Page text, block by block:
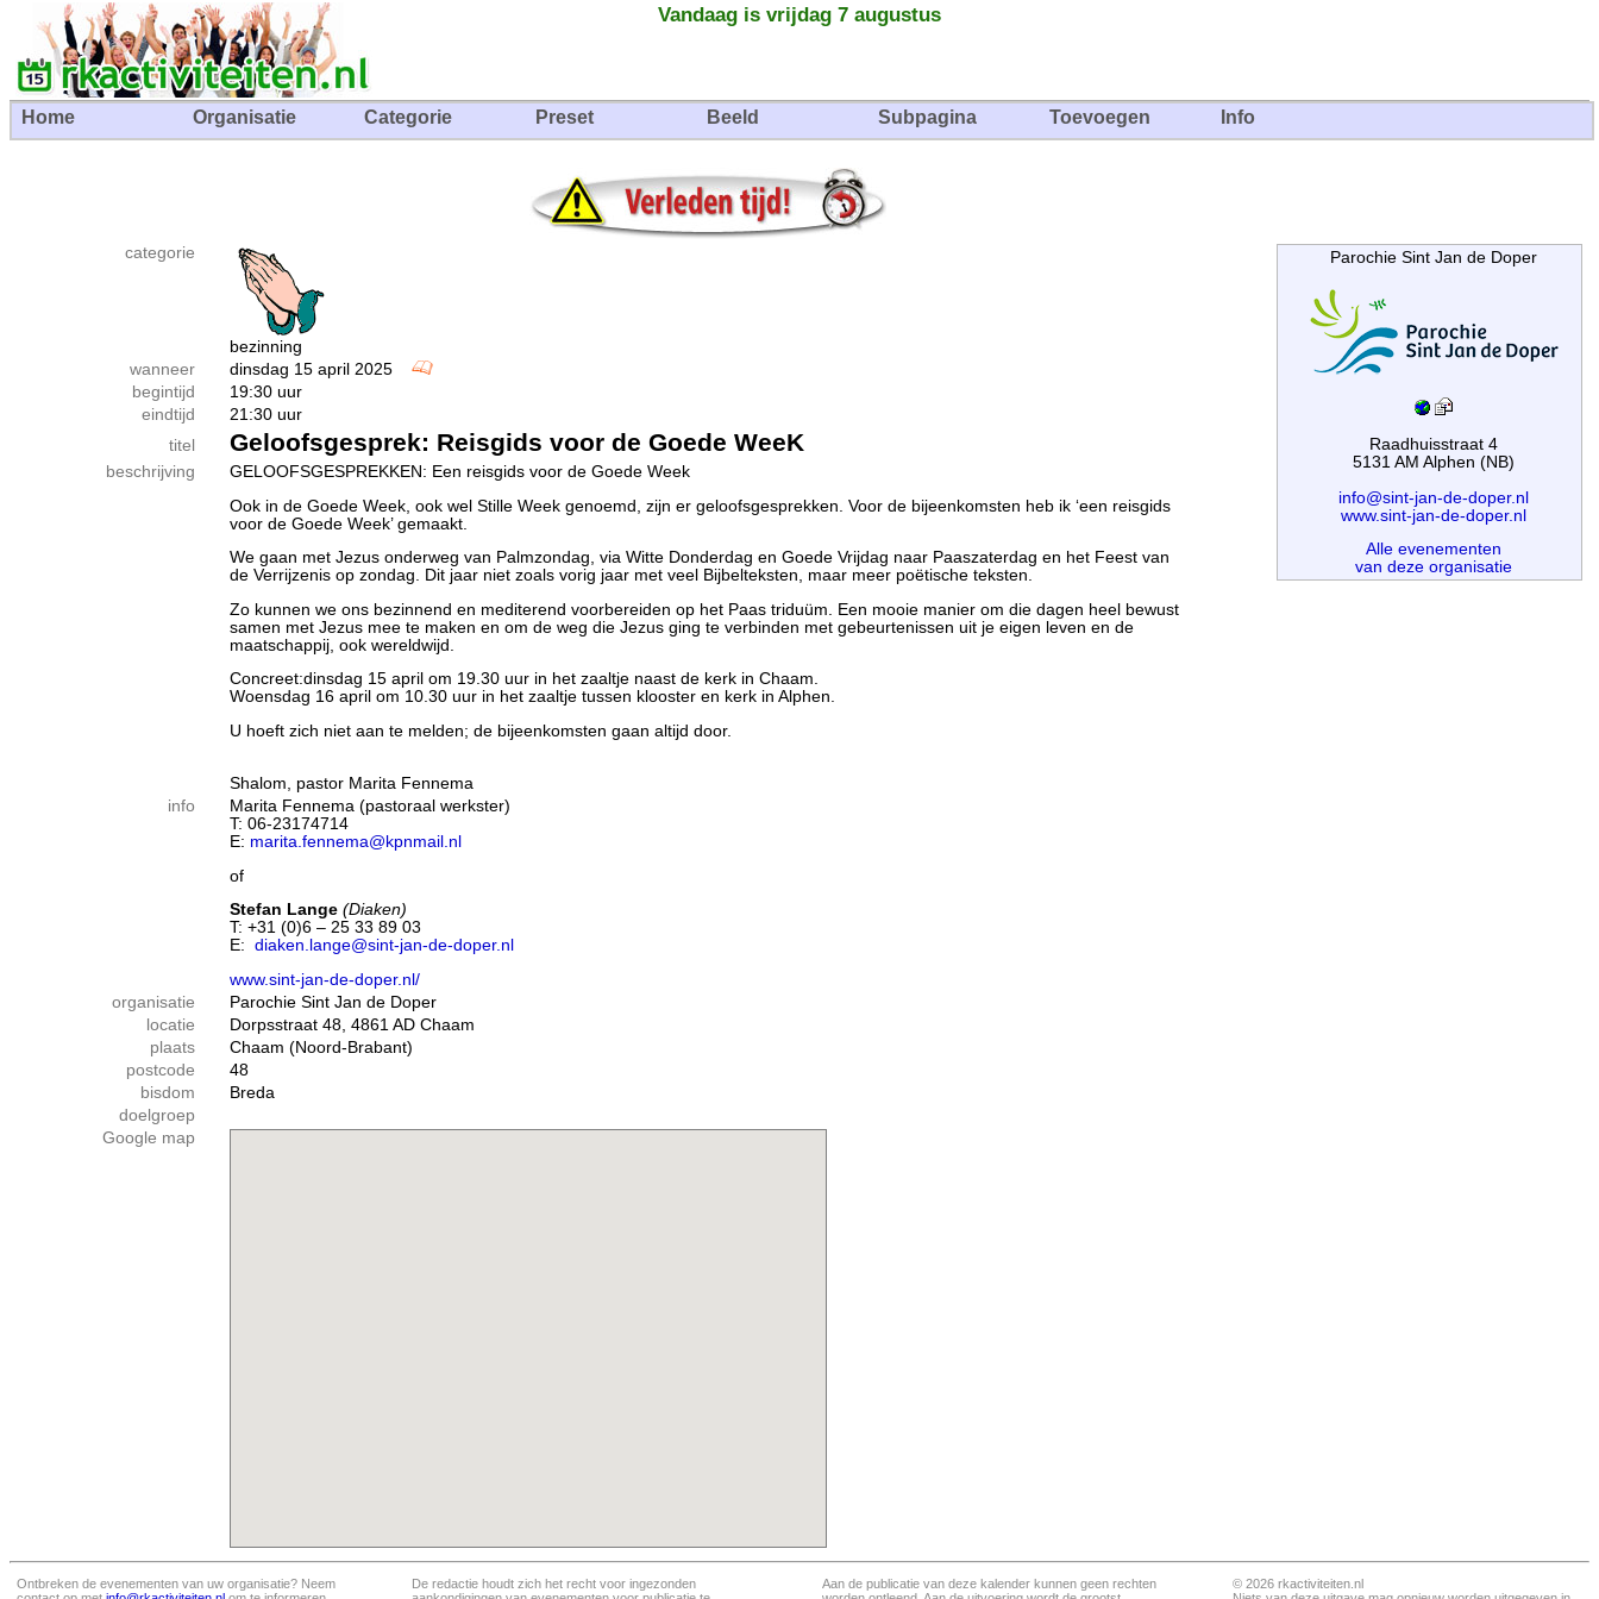
Vandaag is vrijdag 7 augustus
Home Organisatie Categorie Preset Beeld Subpagina Toevoegen Info
categorie
bezinning
Parochie Sint Jan de Doper
Raadhuisstraat 4
5131 AM Alphen (NB)
info@sint-jan-de-doper.nl
www.sint-jan-de-doper.nl
Alle evenementen
van deze organisatie
wanneer
dinsdag 15 april 2025
begintijd
19:30 uur
eindtijd
21:30 uur
titel
Geloofsgesprek: Reisgids voor de Goede WeeK
beschrijving
GELOOFSGESPREKKEN: Een reisgids voor de Goede Week
Ook in de Goede Week, ook wel Stille Week genoemd, zijn er geloofsgesprekken. Voor de bijeenkomsten heb ik ‘een reisgids
voor de Goede Week’ gemaakt.
We gaan met Jezus onderweg van Palmzondag, via Witte Donderdag en Goede Vrijdag naar Paaszaterdag en het Feest van
de Verrijzenis op zondag. Dit jaar niet zoals vorig jaar met veel Bijbelteksten, maar meer poëtische teksten.
Zo kunnen we ons bezinnend en mediterend voorbereiden op het Paas triduüm. Een mooie manier om die dagen heel bewust
samen met Jezus mee te maken en om de weg die Jezus ging te verbinden met gebeurtenissen uit je eigen leven en de
maatschappij, ook wereldwijd.
Concreet:dinsdag 15 april om 19.30 uur in het zaaltje naast de kerk in Chaam.
Woensdag 16 april om 10.30 uur in het zaaltje tussen klooster en kerk in Alphen.
U hoeft zich niet aan te melden; de bijeenkomsten gaan altijd door.
Shalom, pastor Marita Fennema
info
Marita Fennema (pastoraal werkster)
T: 06-23174714
E: marita.fennema@kpnmail.nl
of
Stefan Lange (Diaken)
T: +31 (0)6 – 25 33 89 03
E: diaken.lange@sint-jan-de-doper.nl
www.sint-jan-de-doper.nl/
organisatie
Parochie Sint Jan de Doper
locatie
Dorpsstraat 48, 4861 AD Chaam
plaats
Chaam (Noord-Brabant)
postcode
48
bisdom
Breda
doelgroep
Google map
Ontbreken de evenementen van uw organisatie? Neem
De redactie houdt zich het recht voor ingezonden
Aan de publicatie van deze kalender kunnen geen rechten
© 2026 rkactiviteiten.nl